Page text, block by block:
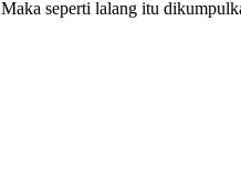
Maka seperti lalang itu